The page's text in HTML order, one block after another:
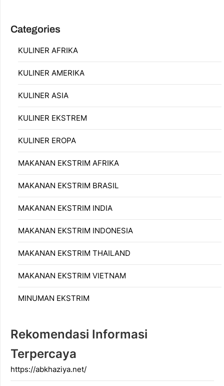
Categories
KULINER AFRIKA
KULINER AMERIKA
KULINER ASIA
KULINER EKSTREM
KULINER EROPA
MAKANAN EKSTRIM AFRIKA
MAKANAN EKSTRIM BRASIL
MAKANAN EKSTRIM INDIA
MAKANAN EKSTRIM INDONESIA
MAKANAN EKSTRIM THAILAND
MAKANAN EKSTRIM VIETNAM
MINUMAN EKSTRIM
Rekomendasi Informasi
Terpercaya
https://abkhaziya.net/